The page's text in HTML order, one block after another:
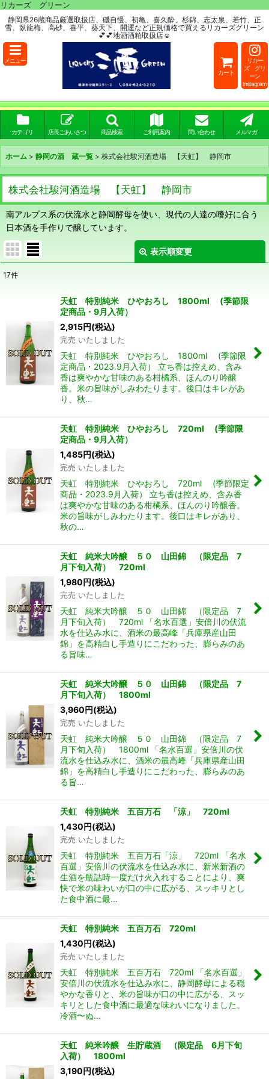
リカーズ グリーン
静岡県26蔵商品厳選取扱店、磯自慢、初亀、喜久酔、杉錦、志太泉、若竹、正
雪、臥龍梅、高砂、喜平、葵天下、開運など正規価格で買えるリカーズグリーン
💕💕地酒酒粕取扱店☺
メニュー
カート
リカー
ズ グリ
ーン
Instagram
カテゴリ 店長ごあいさつ 商品検索 ご利用案内 問い合わせ メルマガ
ホーム > 静岡の酒 蔵一覧 > 株式会社駿河酒造場 【天虹】 静岡市
株式会社駿河酒造場 【天虹】 静岡市
南アルプス系の伏流水と静岡酵母を使い、現代の人達の嗜好に合う
日本酒を手作りで醸しています。
表示順変更
並び順
絞り込む
17件
天虹 特別純米 ひやおろし 1800ml (季節限
定商品・9月入荷）
2,915円(税込)
完売 いたしました
天虹 特別純米 ひやおろし 1800ml (季節限
定商品・2023.9月入荷） 立ち香は控えめ、含み
香は爽やかな甘味のある柑橘系、ほんのり吟醸
香。米の旨味がしみわたります。後口はキレがあ
り、秋…
天虹 特別純米 ひやおろし 720ml (季節限
定商品・9月入荷）
1,485円(税込)
完売 いたしました
天虹 特別純米 ひやおろし 720ml (季節限定
商品・2023.9月入荷） 立ち香は控えめ、含み香
は爽やかな甘味のある柑橘系、ほんのり吟醸香。
米の旨味がしみわたります。後口はキレがあり、
秋の…
天虹 純米大吟醸 ５０ 山田錦 （限定品 7
月下旬入荷） 720ml
1,980円(税込)
完売 いたしました
天虹 純米大吟醸 ５０ 山田錦 （限定品 7
月下旬入荷） 720ml 「名水百選」安倍川の伏流
水を仕込み水に、酒米の最高峰「兵庫県産山田
錦」を高精白し手造りにこだわった、膨らみのあ
る旨味…
天虹 純米大吟醸 ５０ 山田錦 （限定品 7
月下旬入荷） 1800ml
3,960円(税込)
完売 いたしました
天虹 純米大吟醸 ５０ 山田錦 （限定品 7
月下旬入荷） 1800ml 「名水百選」安倍川の伏
流水を仕込み水に、酒米の最高峰「兵庫県産山田
錦」を高精白し手造りにこだわった、膨らみのあ
る旨…
天虹 特別純米 五百万石 「涼」 720ml
1,430円(税込)
完売 いたしました
天虹 特別純米 五百万石「涼」 720ml 「名水
百選」安倍川の伏流水を仕込み水に、新米新酒の
生酒を瓶詰時一度だけ火入れすることにより、爽
快で米の味わいが口の中に広がる、スッキリとし
た食中酒に最…
天虹 特別純米 五百万石 720ml
1,430円(税込)
完売 いたしました
天虹 特別純米 五百万石 720ml 「名水百選」
安倍川の伏流水を仕込み水に、静岡酵母による穏
やかな香りと、米の旨味が口の中に広がる、スッ
キリとした食中酒に最適な味わいになりました。
冷酒〜ぬ…
天虹 純米吟醸 生貯蔵酒 （限定品 6月下旬
入荷） 1800ml
3,190円(税込)